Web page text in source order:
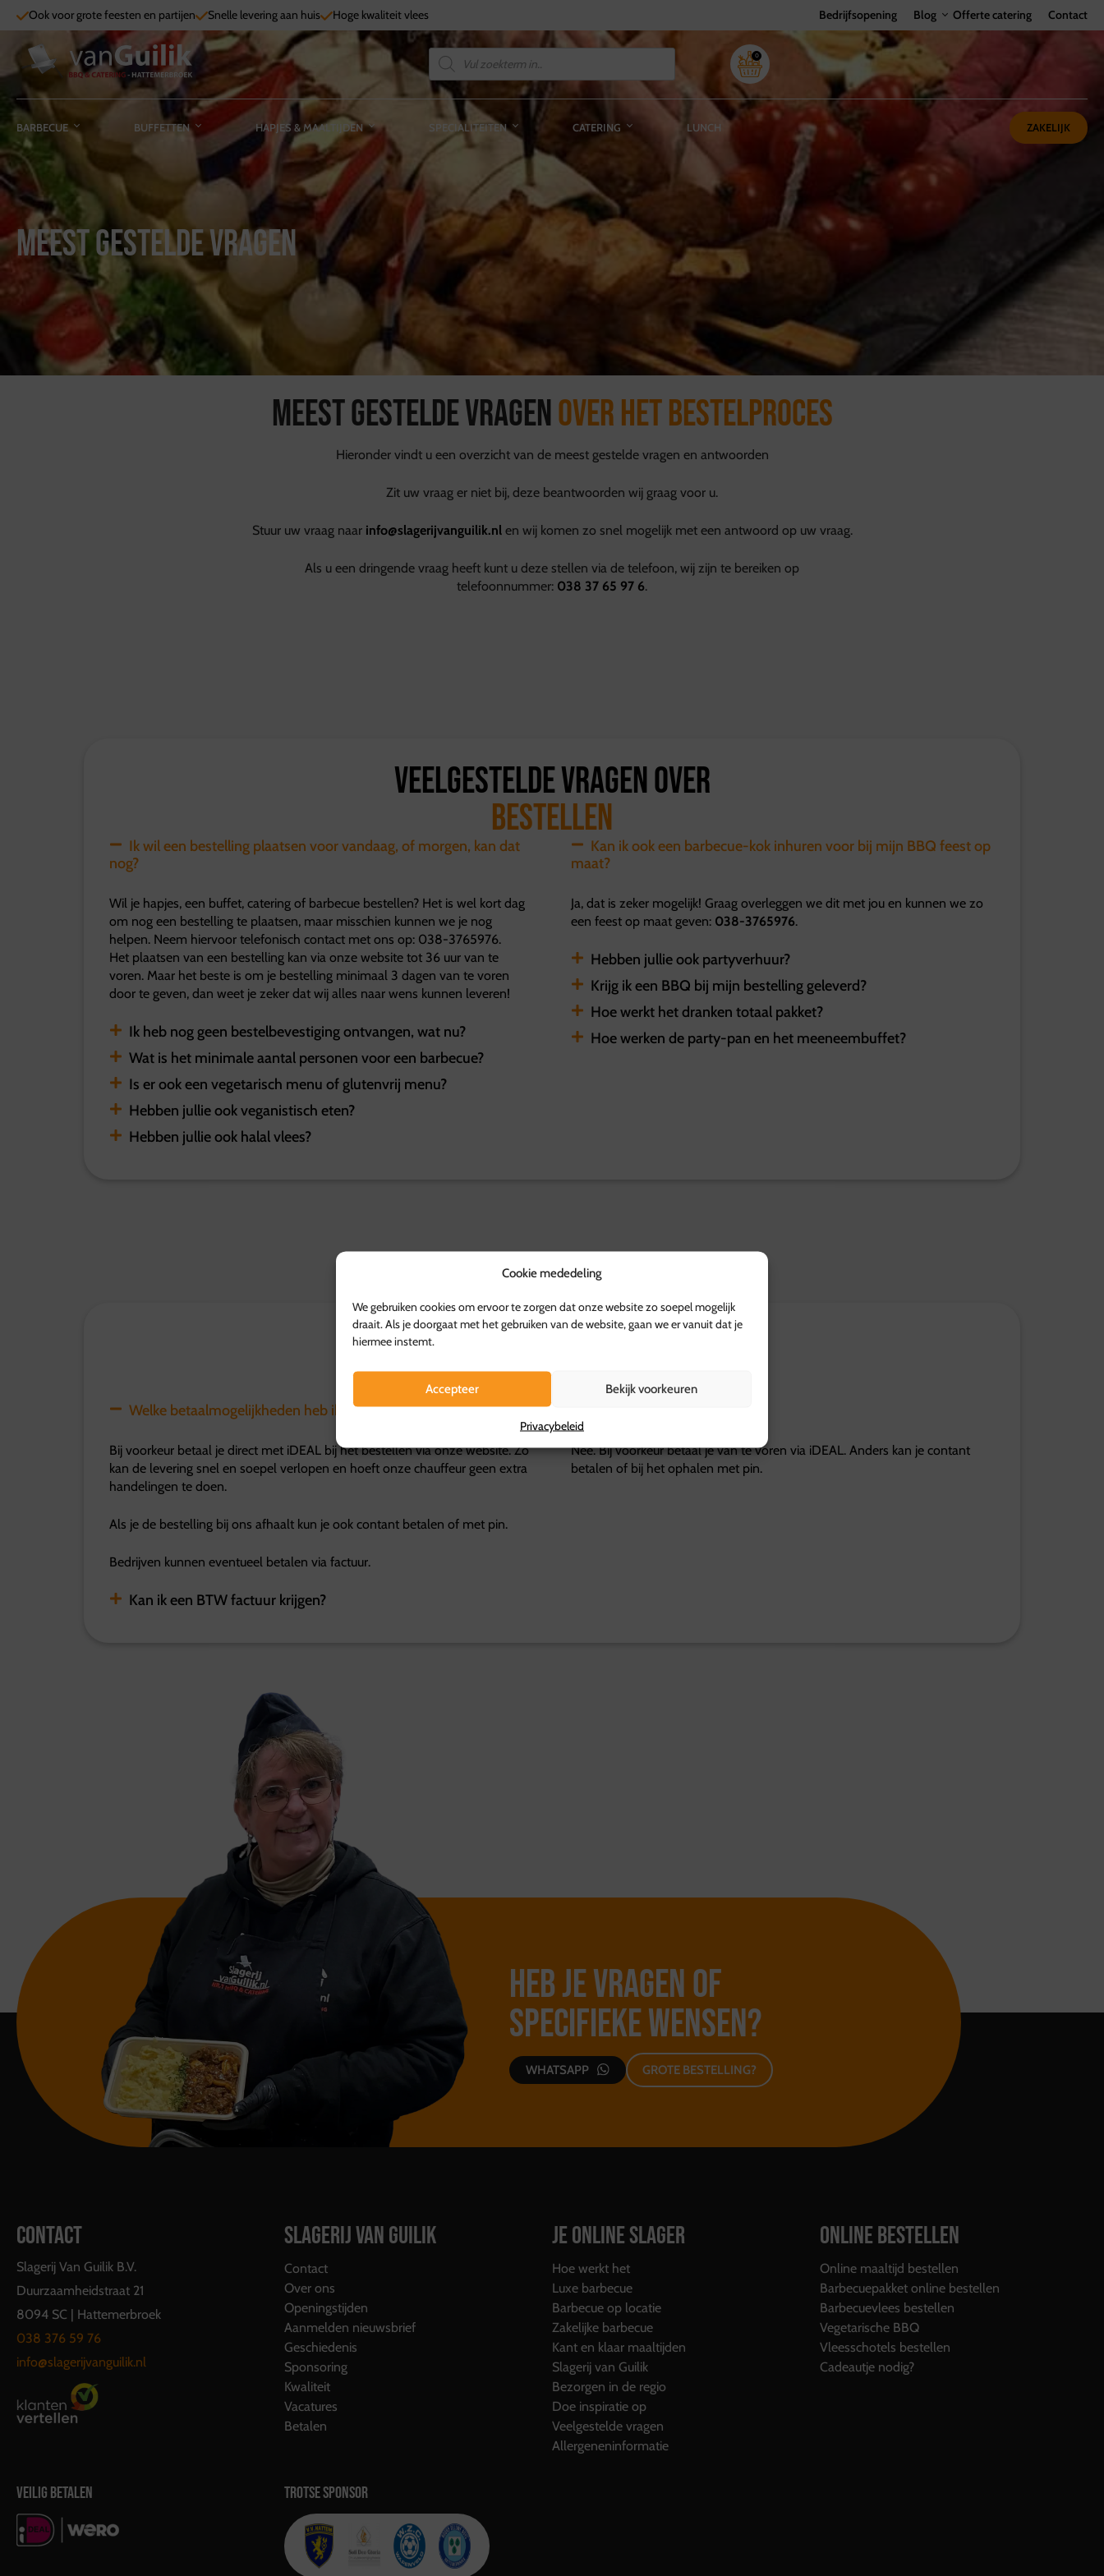
Cookie mededeling
We gebruiken cookies om ervoor te zorgen dat onze website zo soepel mogelijk
draait. Als je doorgaat met het gebruiken van de website, gaan we er vanuit dat je
hiermee instemt.
Accepteer Bekijk voorkeuren
Privacybeleid
Ook voor grote feesten en partijen Snelle levering aan huis Hoge kwaliteit vlees Bedrijfsopening Blog Offerte catering Contact
0
BARBECUE BUFFETTEN HAPJES & MAALTIJDEN SPECIALITEITEN CATERING LUNCH ZAKELIJK
Meest gestelde vragen
Meest gestelde vragenover het bestelproces
Hieronder vindt u een overzicht van de meest gestelde vragen en antwoorden
Zit uw vraag er niet bij, deze beantwoorden wij graag voor u.
Stuur uw vraag naar info@slagerijvanguilik.nlen wij komen zo snel mogelijk met een antwoord op uw vraag.
Als u een dringende vraag heeft kunt u deze stellen via de telefoon, wij zijn te bereiken op
telefoonnummer: 038 37 65 97 6.
Veelgestelde vragen over
Bestellen
Ik wil een bestelling plaatsen voor vandaag, of morgen, kan dat
nog?
Wil je hapjes, een buffet, catering of barbecue bestellen? Het is wel kort dag
om nog een bestelling te plaatsen, maar misschien kunnen we je nog
helpen. Neem hiervoor telefonisch contact met ons op: 038-3765976.
Het plaatsen van een bestelling kan via onze website tot 36 uur van te
voren. Maar het beste is om je bestelling minimaal 3 dagen van te voren
door te geven, dan weet je zeker dat wij alles naar wens kunnen leveren!
Ik heb nog geen bestelbevestiging ontvangen, wat nu?
Wat is het minimale aantal personen voor een barbecue?
Is er ook een vegetarisch menu of glutenvrij menu?
Hebben jullie ook veganistisch eten?
Hebben jullie ook halal vlees?
Kan ik ook een barbecue-kok inhuren voor bij mijn BBQ feest op
maat?
Ja, dat is zeker mogelijk! Graag overleggen we dit met jou en kunnen we zo
een feest op maat geven: 038-3765976.
Hebben jullie ook partyverhuur?
Krijg ik een BBQ bij mijn bestelling geleverd?
Hoe werkt het dranken totaal pakket?
Hoe werken de party-pan en het meeneembuffet?
Veelgestelde vragen over
Betalen
Welke betaalmogelijkheden heb ik?
Bij voorkeur betaal je direct met iDEAL bij het bestellen via onze website. Zo
kan de levering snel en soepel verlopen en hoeft onze chauffeur geen extra
handelingen te doen.
Als je de bestelling bij ons afhaalt kun je ook contant betalen of met pin.
Bedrijven kunnen eventueel betalen via factuur.
Kan ik een BTW factuur krijgen?
Nee. Bij voorkeur betaal je van te voren via iDEAL. Anders kan je contant
betalen of bij het ophalen met pin.
Heb je vragen of
specifieke wensen?
WHATSAPP GROTE BESTELLING?
CONTACT
Slagerij Van Guilik B.V.
Duurzaamheidstraat 21
8094 SC | Hattemerbroek
038 376 59 76
info@slagerijvanguilik.nl
SLAGERIJ VAN GUILIK
Contact
Over ons
Openingstijden
Aanmelden nieuwsbrief
Geschiedenis
Sponsoring
Kwaliteit
Vacatures
Betalen
JE ONLINE SLAGER
Hoe werkt het
Luxe barbecue
Barbecue op locatie
Zakelijke barbecue
Kant en klaar maaltijden
Slagerij van Guilik
Bezorgen in de regio
Doe inspiratie op
Veelgestelde vragen
Allergeneninformatie
ONLINE BESTELLEN
Online maaltijd bestellen
Barbecuepakket online bestellen
Barbecuevlees bestellen
Vegetarische BBQ
Vleesschotels bestellen
Cadeautje nodig?
VEILIG BETALEN TROTSE SPONSOR